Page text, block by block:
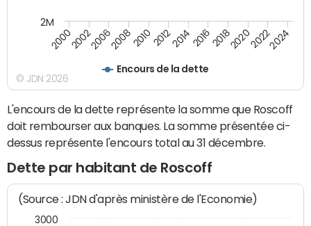
Encours de la dette
200020022006200820102012201420162018202020222024
2M
© JDN 2026
L'encours de la dette représente la somme que Roscoff
doit rembourser aux banques. La somme présentée ci-
dessus représente l'encours total au 31 décembre.
Dette par habitant de Roscoff
(Source : JDN d'après ministère de l'Economie)
3000